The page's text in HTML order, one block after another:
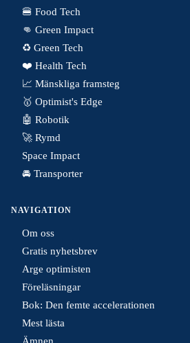
🍔 Food Tech
👊 Green Impact
♻️ Green Tech
❤️ Health Tech
📈 Mänskliga framsteg
🥇 Optimist's Edge
🤖 Robotik
🚀 Rymd
Space Impact
🚘 Transporter
NAVIGATION
Om oss
Gratis nyhetsbrev
Arge optimisten
Föreläsningar
Bok: Den femte accelerationen
Mest lästa